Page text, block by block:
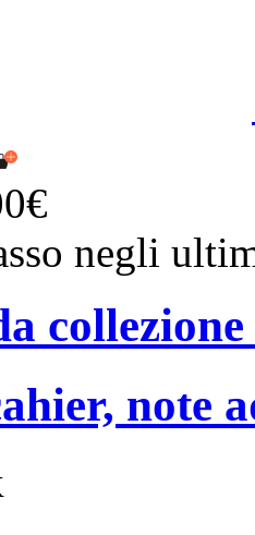
negli
collezione
note